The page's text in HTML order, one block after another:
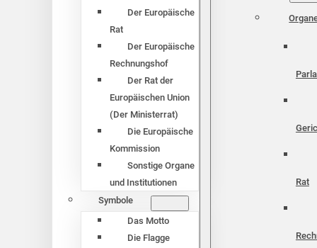
Der Europäische
Rat
Der Europäische
Rechnungshof
Der Rat der
Europäischen Union
(Der Ministerrat)
Die Europäische
Kommission
Sonstige Organe
und Institutionen
Symbole
Das Motto
Die Flagge
Rat